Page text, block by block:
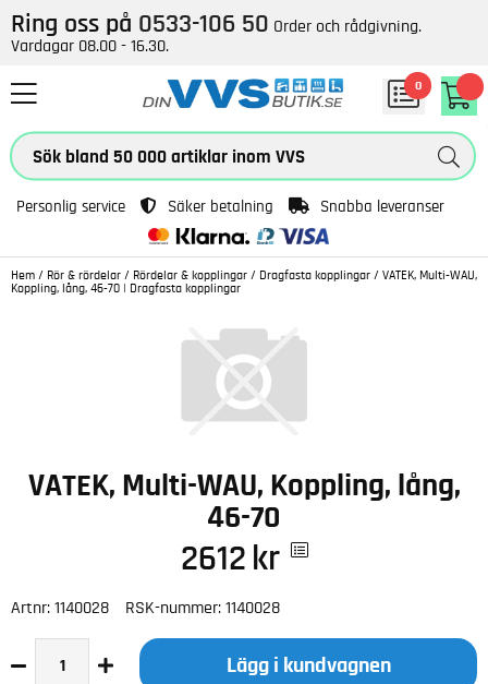
Ring oss på 0533-106 50 Order och rådgivning.
Vardagar 08.00 - 16.30.
0
Personlig service Säker betalning Snabba leveranser
Hem / Rör & rördelar / Rördelar & kopplingar / Dragfasta kopplingar / VATEK, Multi-WAU,
Koppling, lång, 46-70 | Dragfasta kopplingar
VATEK, Multi-WAU, Koppling, lång,
46-70
2612 kr
Artnr: 1140028 RSK-nummer: 1140028
Lägg i kundvagnen